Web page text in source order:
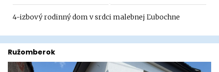
4-izbový rodinný dom v srdci malebnej Ľubochne
Ružomberok